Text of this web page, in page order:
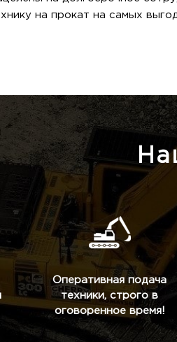
на прокат на самых
Оперативная подача
техники, строго в
оговоренное время!